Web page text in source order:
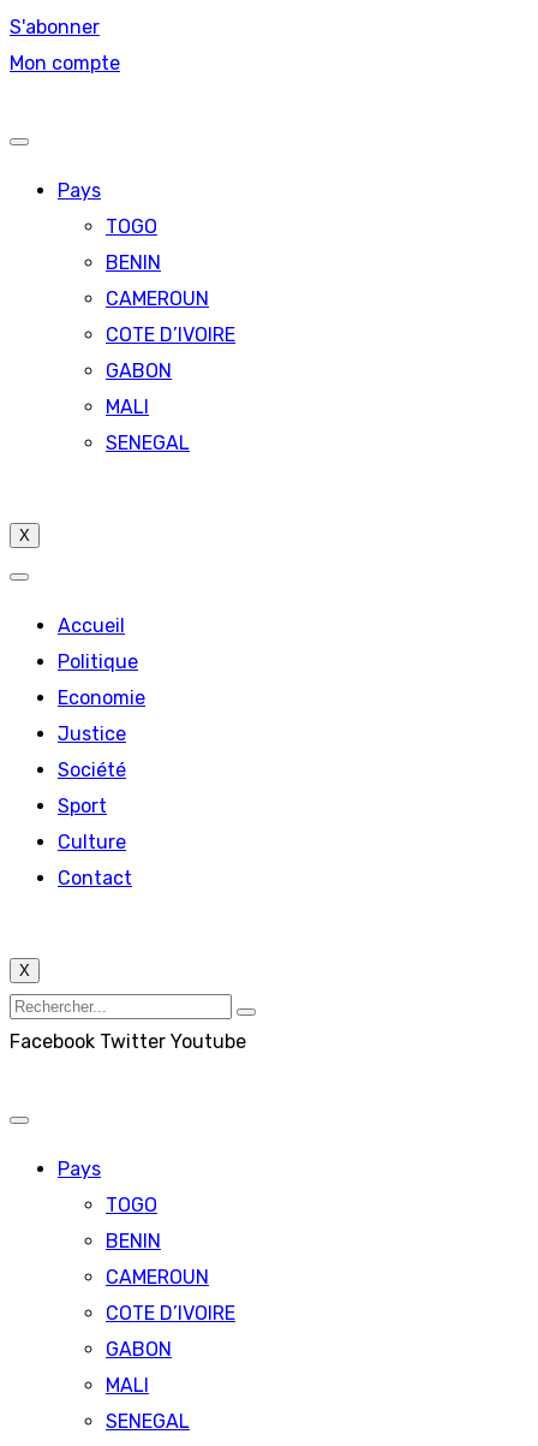
S'abonner
Mon compte
Pays
TOGO
BENIN
CAMEROUN
COTE D’IVOIRE
GABON
MALI
SENEGAL
X
Accueil
Politique
Economie
Justice
Société
Sport
Culture
Contact
X
Facebook Twitter Youtube
Pays
TOGO
BENIN
CAMEROUN
COTE D’IVOIRE
GABON
MALI
SENEGAL